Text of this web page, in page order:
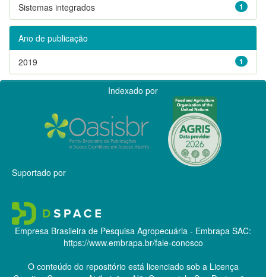
1
Sistemas integrados
Ano de publicação
1
2019
Indexado por
Suportado por
Empresa Brasileira de Pesquisa Agropecuária - Embrapa SAC:
https://www.embrapa.br/fale-conosco
O conteúdo do repositório está licenciado sob a Licença